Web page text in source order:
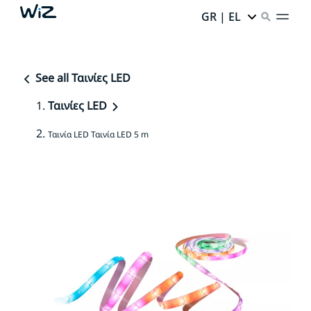
GR | EL
See all Ταινίες LED
Ταινίες LED
Ταινία LED Ταινία LED 5 m